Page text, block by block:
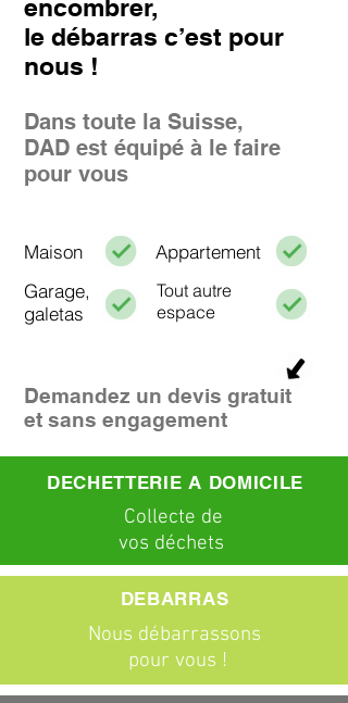
encombrer,
le débarras c’est pour
nous !
Dans toute la Suisse,
DAD est équipé à le faire
pour vous
Maison
Appartement
Garage,
galetas
Tout autre
espace
Demandez un devis gratuit
et sans engagement
DECHETTERIE A DOMICILE
Collecte de
vos déchets
Nous débarrassons
pour vous !
DEBARRAS